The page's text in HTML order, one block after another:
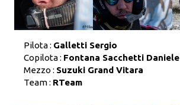
Pilota : Galletti Sergio
Copilota : Fontana Sacchetti Daniele
Mezzo : Suzuki Grand Vitara
Team : RTeam